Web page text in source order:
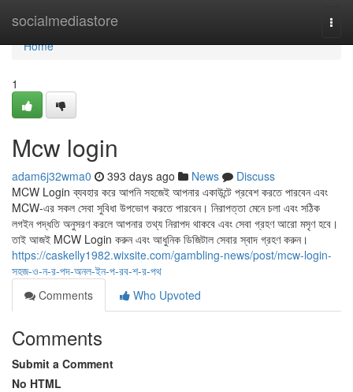
socialmediastore
Home
Home
1
Mcw login
adam6j32wma0 393 days ago News
Discuss
MCW Login ব্যবহার করে আপনি সহজেই আপনার একাউন্টে প্রবেশ করতে পারবেন এবং
MCW-এর সকল সেবা সুবিধা উপভোগ করতে পারবেন। নিরাপত্তা মেনে চলা এবং সঠিক
লগইন পদ্ধতি অনুসরণ করলে আপনার তথ্য নিরাপদ থাকবে এবং সেবা গ্রহণ আরো মসৃণ হবে।
তাই আজই MCW Login করুন এবং আধুনিক ডিজিটাল সেবার স্বাদ গ্রহণ করুন।
https://caskelly1982.wixsite.com/gambling-news/post/mcw-login-
সহজ-ও-ন-র-পদ-অনল-ইন-প-রব-শ-র-পথ
Comments
Who Upvoted
Comments
Submit a Comment
No HTML